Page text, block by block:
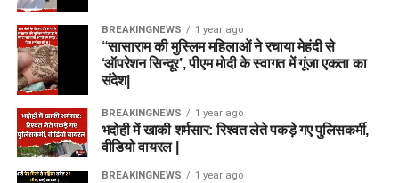
BREAKINGNEWS 1 year ago
“सासाराम की मुस्लिम महिलाओं ने रचाया मेहंदी से
‘ऑपरेशन सिन्दूर’, पीएम मोदी के स्वागत में गूंजा एकता का
संदेश|
BREAKINGNEWS 1 year ago
भदोही में खाकी शर्मसार: रिश्वत लेते पकड़े गए पुलिसकर्मी,
वीडियो वायरल |
BREAKINGNEWS 1 year ago